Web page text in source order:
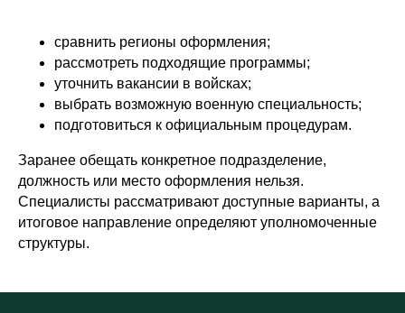
сравнить регионы оформления;
рассмотреть подходящие программы;
уточнить вакансии в войсках;
выбрать возможную военную специальность;
подготовиться к официальным процедурам.
Заранее обещать конкретное подразделение,
должность или место оформления нельзя.
Специалисты рассматривают доступные варианты, а
итоговое направление определяют уполномоченные
структуры.